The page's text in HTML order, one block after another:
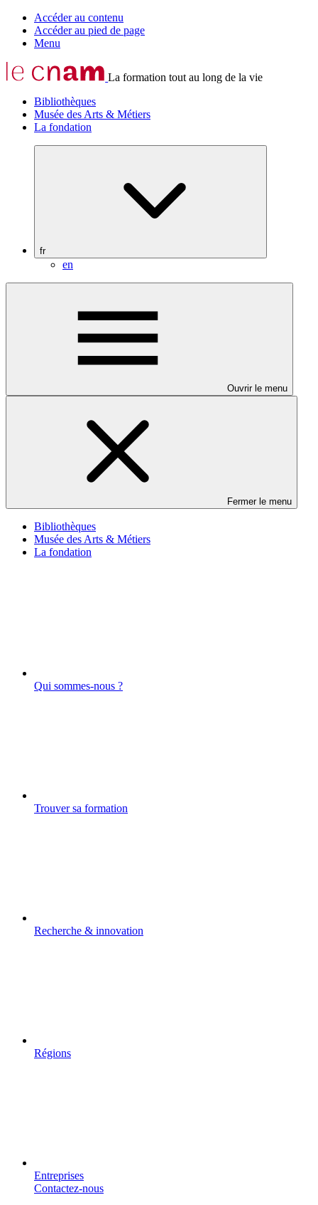
Accéder au contenu
Accéder au pied de page
Menu
La formation tout au long de la vie
Bibliothèques
Musée des Arts & Métiers
La fondation
fr
en
Ouvrir le menu
Fermer le menu
Bibliothèques
Musée des Arts & Métiers
La fondation
Qui sommes-nous ?
Trouver sa formation
Recherche & innovation
Régions
Entreprises
Contactez-nous